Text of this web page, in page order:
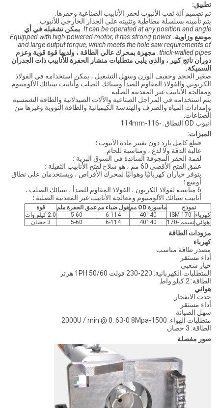
تطبيق:
تم تصميم آلة ثقب الأنبوب لحفر الأنابيب الصناعية وحفرها.
يتم تأمينه بسلسلة مطاطية وتثبيته على الجدار الخارجي للأنبوب.
It can be operated at any position and angle. يمكن تشغيله في أي
موضع وزاوية. Equipped with high-powered motor, it has strong power
and large output torque, which meets the hole saw requirements of
thick-walled pipes. مجهزة بمحرك عالي الطاقة ، ولديها قوة قوية وعزم
دوران ناتج كبير ، والذي يلبي متطلبات منشار الحفرة للأنابيب ذات الجدران
السميكة.
صغير الحجم وخفيف الوزن وسهل التشغيل ، يمكن استخدامه في الفولاذ
الكربوني والفولاذ المقاوم للصدأ وسبائك الصلب وأنابيب سبائك الألومنيوم
ومعالجة الأنابيب غير المعدنية الصلبة.
يتم استخدامه في المراجل الصناعية والآلات الصيدلانية والطاقة الشمسية
وإمدادات المياه والصرف والهندسة الكيميائية والطاقة النووية وغيرها من
الصناعات.
أنبوب OD
النطاق: -116-114mm
الميزات:
قطع كامل بارد دون تغيير مادة الأنبوب ؛
عالية الدقة ولا لدغ ، ومناسبة للحام.
لقمة الحفر المجوفة السائدة في السوق البرية ؛
عمق الفتح الأقصى 60 مم ، هو سلاح لفتح الأنابيب الثقيلة ؛
يتوفر خياران كهربائيًا وهوائيًا لمحرك الأقراص ، ويستخدمان على نطاق
أوسع ؛
6 مناسبة لفولاذ الكربون ، الفولاذ المقاوم للصدأ ، سبائك الصلب ،
أنابيب سبائك الألومنيوم ومعالجة الأنابيب غير المعدنية الصلبة ؛
نموذج ماسورة OD مم هول ضياء ممعمق الحفرة ملم
قوة
كهرباء
ISM-170
40140
6-114
5-60
2.0 كيلو وات
هوائي تسمم -170 40140
6-114
5-60 3 حصان
مزودات الطاقة
كهرباء
مصدر طاقة مناسب
أداء مستقر
خيار شعبي
المتطلبات الكهربائية: 220-230 فولت 1PH 50/60 هرتز
الطاقة: 2 كيلو واط
هوائي
حدث الانفجار
أداء مستقر
سهل الصيانة
متطلبات الهواء: 1500-2000U / min @ 0. 63-0 8Mpa
الطاقة: 3 حصان
صور مفصلة